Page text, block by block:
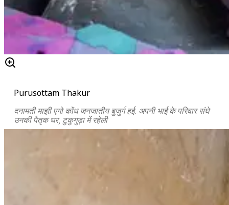
Purusottam Thakur
दनामती माझी एगो कोंध जनजातीय बुजुर्ग हई. अपनी भाई के परिवार संघे
उनकी पैतृक घर, टुकुगुड़ा में रहेली